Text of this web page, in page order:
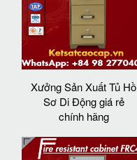
Xưởng Sản Xuất Tủ Hồ
Sơ Di Động giá rẻ
chính hãng